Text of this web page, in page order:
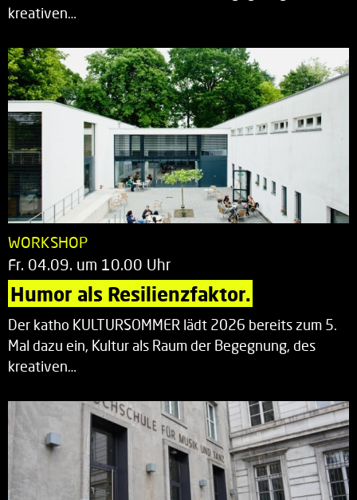
kreativen…
WORKSHOP
Fr. 04.09. um 10.00 Uhr
Humor als Resilienzfaktor.
Der katho KULTURSOMMER lädt 2026 bereits zum 5.
Mal dazu ein, Kultur als Raum der Begegnung, des
kreativen…